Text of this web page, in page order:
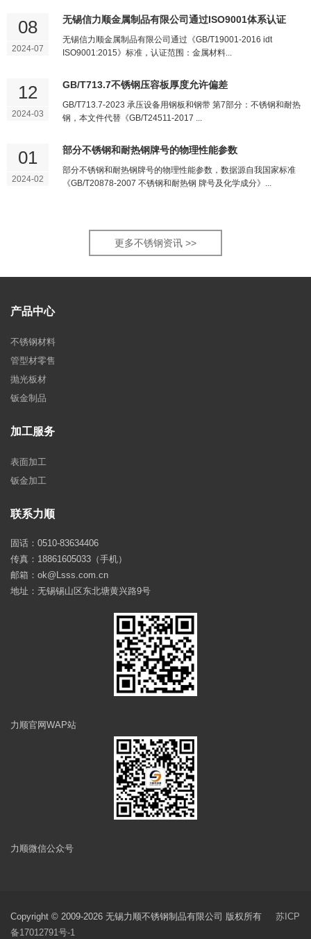
08
2024-07
无锡信力顺金属制品有限公司通过ISO9001体系认证
无锡信力顺金属制品有限公司通过《GB/T19001-2016 idt
ISO9001:2015》标准，认证范围：金属材料...
12
2024-03
GB/T713.7不锈钢压容板厚度允许偏差
GB/T713.7-2023 承压设备用钢板和钢带 第7部分：不锈钢和耐热
钢，本文件代替《GB/T24511-2017 ...
01
2024-02
部分不锈钢和耐热钢牌号的物理性能参数
部分不锈钢和耐热钢牌号的物理性能参数，数据源自我国家标准
《GB/T20878-2007 不锈钢和耐热钢 牌号及化学成分》...
更多不锈钢资讯 >>
产品中心
不锈钢材料
管型材零售
抛光板材
钣金制品
加工服务
表面加工
钣金加工
联系力顺
固话：0510-83634406
传真：18861605033（手机）
邮箱：ok@Lsss.com.cn
地址：无锡锡山区东北塘黄兴路9号
力顺官网WAP站
力顺微信公众号
Copyright © 2009-2026 无锡力顺不锈钢制品有限公司 版权所有 苏ICP
备17012791号-1